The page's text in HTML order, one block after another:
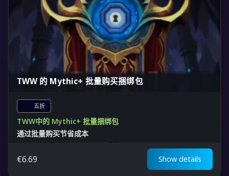
TWW 的 Mythic+ 批量购买捆绑包
五折
TWW中的 Mythic+ 批量捆绑包
通过批量购买节省成本
今天就让您的提升体验达到最大化
€6.69 Show details